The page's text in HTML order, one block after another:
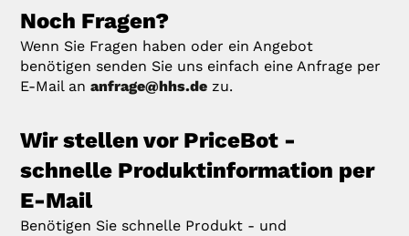
Noch Fragen?
Wenn Sie Fragen haben oder ein Angebot
benötigen senden Sie uns einfach eine Anfrage per
E-Mail ananfrage@hhs.de zu.
Wir stellen vor PriceBot -
schnelle Produktinformation per
E-Mail
Benötigen Sie schnelle Produkt - und